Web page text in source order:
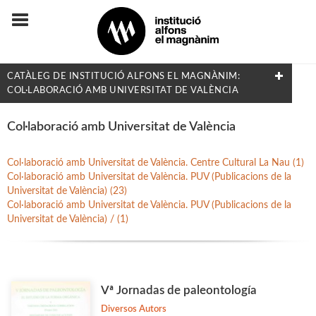
CATÀLEG DE INSTITUCIÓ ALFONS EL MAGNÀNIM:
COL·LABORACIÓ AMB UNIVERSITAT DE VALÈNCIA
FILTRAT PER:
MATÈRIES
Arqueologia
Dret i Economia
Col·laboració amb Universitat de València
Col·laboració amb Universitat de València. Centre Cultural La Nau (1)
Col·laboració amb Universitat de València. PUV (Publicacions de la
Universitat de València) (23)
Col·laboració amb Universitat de València. PUV (Publicacions de la
Universitat de València) / (1)
Vª Jornadas de paleontología
Diversos Autors